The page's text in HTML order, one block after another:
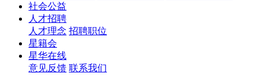
社会公益
人才招聘
人才理念 招聘职位
星籍会
星华在线
意见反馈 联系我们